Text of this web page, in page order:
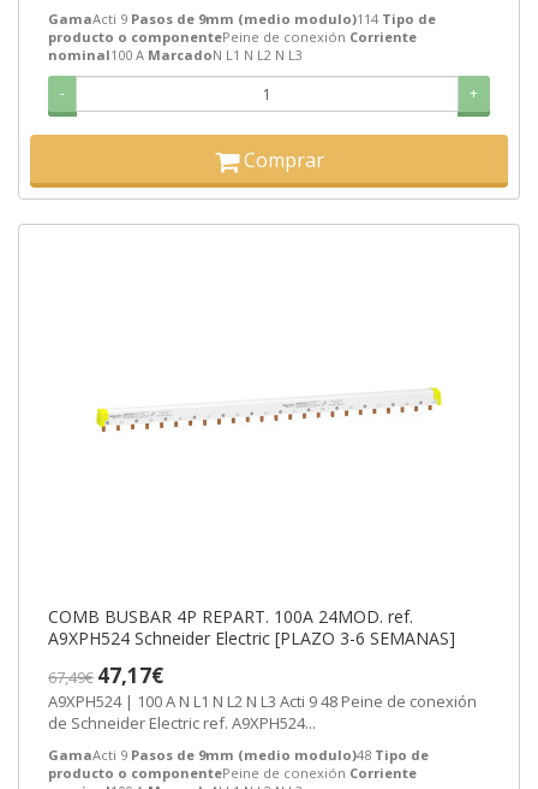
GamaActi 9 Pasos de 9mm (medio modulo)114 Tipo de
producto o componentePeine de conexión Corriente
nominal100 A MarcadoN L1 N L2 N L3
- +
Comprar
COMB BUSBAR 4P REPART. 100A 24MOD. ref.
A9XPH524 Schneider Electric [PLAZO 3-6 SEMANAS]
67,49€ 47,17€
A9XPH524 | 100 A N L1 N L2 N L3 Acti 9 48 Peine de conexión
de Schneider Electric ref. A9XPH524...
GamaActi 9 Pasos de 9mm (medio modulo)48 Tipo de
producto o componentePeine de conexión Corriente